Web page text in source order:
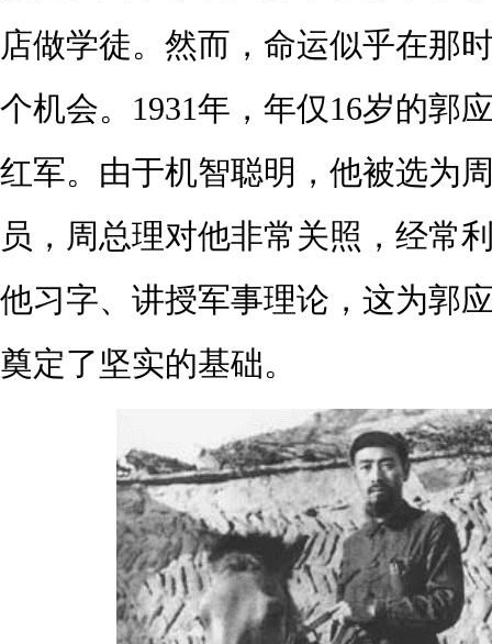
店做学徒。然而，命运似乎在那
个机会。1931年，年仅16岁的郭
红军。由于机智聪明，他被选为
员，周总理对他非常关照，经常
他习字、讲授军事理论，这为郭
奠定了坚实的基础。